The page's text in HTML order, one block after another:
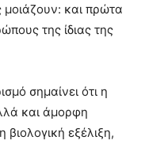
και πρώτα
της ίδιας της
σημαίνει ότι η
και άμορφη
εξέλιξη,